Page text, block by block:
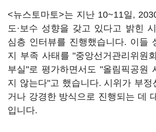
<뉴스토마토>는 지난 10~11일,
도·보수 성향을 갖고 있다고 밝힌
심층 인터뷰를 진행했습니다. 이들
지 부족 사태를 "중앙선거관리위원
부실"로 평가하면서도 "올림픽공원
지 않는다"고 했습니다. 시위가 부정
거나 강경한 방식으로 진행되는 데
입니다.